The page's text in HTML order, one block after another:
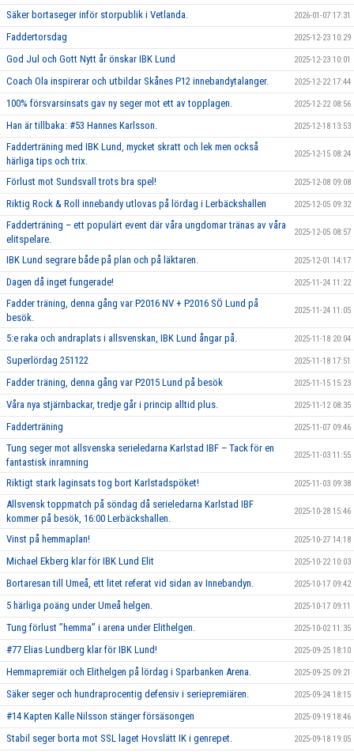
Säker bortaseger inför storpublik i Vetlanda. 2026-01-07 17:31
Faddertorsdag 2025-12-23 10:29
God Jul och Gott Nytt år önskar IBK Lund 2025-12-23 10:01
Coach Ola inspirerar och utbildar Skånes P12 innebandytalanger. 2025-12-22 17:44
100% försvarsinsats gav ny seger mot ett av topplagen. 2025-12-22 08:56
Han är tillbaka: #53 Hannes Karlsson. 2025-12-18 13:53
Fadderträning med IBK Lund, mycket skratt och lek men också
härliga tips och trix.
2025-12-15 08:24
Förlust mot Sundsvall trots bra spel! 2025-12-08 09:08
Riktig Rock & Roll innebandy utlovas på lördag i Lerbäckshallen 2025-12-05 09:32
Fadderträning – ett populärt event där våra ungdomar tränas av våra
elitspelare.
2025-12-05 08:57
IBK Lund segrare både på plan och på läktaren. 2025-12-01 14:17
Dagen då inget fungerade! 2025-11-24 11:22
Fadder träning, denna gång var P2016 NV + P2016 SÖ Lund på
besök.
2025-11-24 11:05
5:e raka och andraplats i allsvenskan, IBK Lund ångar på. 2025-11-18 20:04
Superlördag 251122 2025-11-18 17:51
Fadder träning, denna gång var P2015 Lund på besök 2025-11-15 15:23
Våra nya stjärnbackar, tredje går i princip alltid plus. 2025-11-12 08:35
Fadderträning 2025-11-07 09:46
Tung seger mot allsvenska serieledarna Karlstad IBF – Tack för en
fantastisk inramning
2025-11-03 11:55
Riktigt stark laginsats tog bort Karlstadspöket! 2025-11-03 09:38
Allsvensk toppmatch på söndag då serieledarna Karlstad IBF
kommer på besök, 16:00 Lerbäckshallen.
2025-10-28 15:46
Vinst på hemmaplan! 2025-10-27 14:18
Michael Ekberg klar för IBK Lund Elit 2025-10-22 10:03
Bortaresan till Umeå, ett litet referat vid sidan av Innebandyn. 2025-10-17 09:42
5 härliga poäng under Umeå helgen. 2025-10-17 09:11
Tung förlust ’’hemma’’ i arena under Elithelgen. 2025-10-02 11:35
#77 Elias Lundberg klar för IBK Lund! 2025-09-25 18:10
Hemmapremiär och Elithelgen på lördag i Sparbanken Arena. 2025-09-25 09:21
Säker seger och hundraprocentig defensiv i seriepremiären. 2025-09-24 18:15
#14 Kapten Kalle Nilsson stänger försäsongen 2025-09-19 18:46
Stabil seger borta mot SSL laget Hovslätt IK i genrepet. 2025-09-18 19:05